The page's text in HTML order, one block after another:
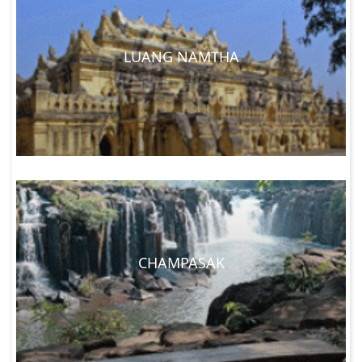
LUANG NAMTHA
CHAMPASAK